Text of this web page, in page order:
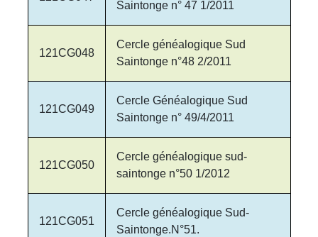
Saintonge n° 47 1/2011
121CG048
Cercle généalogique Sud
Saintonge n°48 2/2011
121CG049
Cercle Généalogique Sud
Saintonge n° 49/4/2011
121CG050
Cercle généalogique sud-
saintonge n°50 1/2012
121CG051
Cercle généalogique Sud-
Saintonge.N°51.